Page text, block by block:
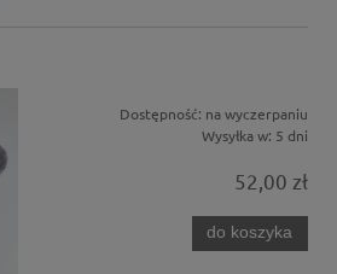
Dostępność: na wyczerpaniu
Wysyłka w: 5 dni
52,00 zł
do koszyka